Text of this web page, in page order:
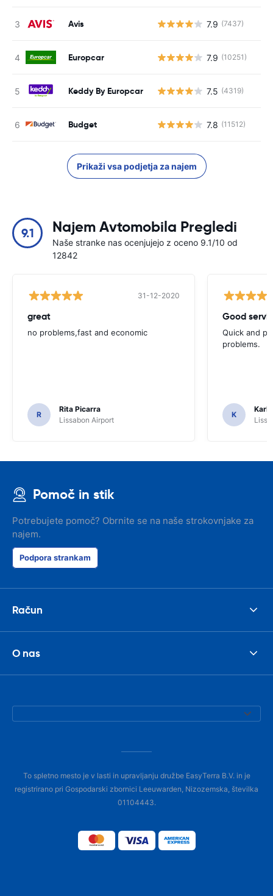
Avis 7.9 (7437)
Europcar 7.9 (10251)
Keddy By Europcar 7.5 (4319)
Budget 7.8 (11512)
Prikaži vsa podjetja za najem
9.1 Najem Avtomobila Pregledi
Naše stranke nas ocenjujejo z oceno 9.1/10 od
12842
31-12-2020
great
no problems,fast and economic
R
Rita Picarra
Lissabon Airport
Good
Quick and
problems.
K
Karl
Pomoč in stik
Potrebujete pomoč? Obrnite se na naše strokovnjake za
najem.
Podpora strankam
Račun
O nas
To spletno mesto je v lasti in upravljanju družbe EasyTerra B.V. in je
registrirano pri Gospodarski zbornici Leeuwarden, Nizozemska, številka
01104443.